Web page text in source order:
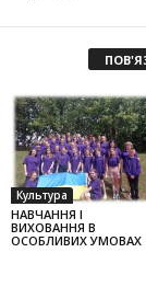
Культура
НАВЧАННЯ І
ВИХОВАННЯ В
ОСОБЛИВИХ УМОВАХ